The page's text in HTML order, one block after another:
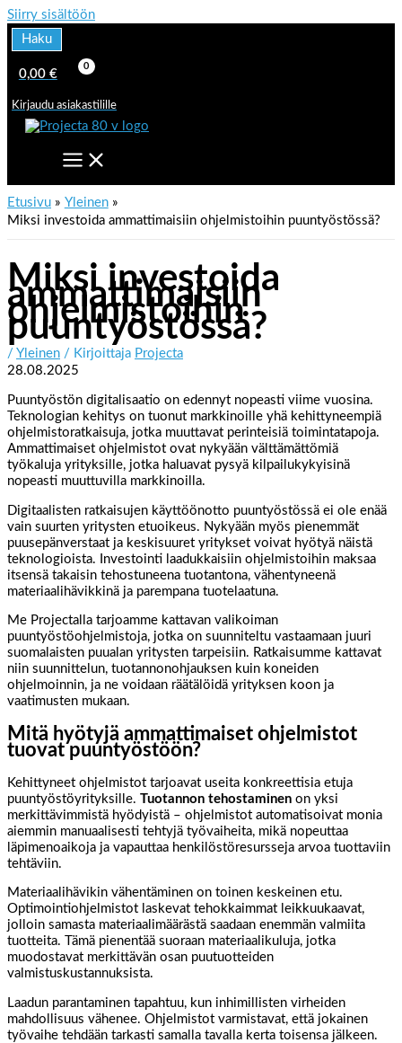
Siirry sisältöön
Haku
0,00 €
Kirjaudu asiakastilille
Etusivu
Yleinen
Miksi investoida ammattimaisiin ohjelmistoihin puuntyöstössä?
Miksi investoida
ammattimaisiin
ohjelmistoihin
puuntyöstössä?
/ Yleinen / Kirjoittaja Projecta
28.08.2025
Puuntyöstön digitalisaatio on edennyt nopeasti viime vuosina.
Teknologian kehitys on tuonut markkinoille yhä kehittyneempiä
ohjelmistoratkaisuja, jotka muuttavat perinteisiä toimintatapoja.
Ammattimaiset ohjelmistot ovat nykyään välttämättömiä
työkaluja yrityksille, jotka haluavat pysyä kilpailukykyisinä
nopeasti muuttuvilla markkinoilla.
Digitaalisten ratkaisujen käyttöönotto puuntyöstössä ei ole enää
vain suurten yritysten etuoikeus. Nykyään myös pienemmät
puusepänverstaat ja keskisuuret yritykset voivat hyötyä näistä
teknologioista. Investointi laadukkaisiin ohjelmistoihin maksaa
itsensä takaisin tehostuneena tuotantona, vähentyneenä
materiaalihävikkinä ja parempana tuotelaatuna.
Me Projectalla tarjoamme kattavan valikoiman
puuntyöstöohjelmistoja, jotka on suunniteltu vastaamaan juuri
suomalaisten puualan yritysten tarpeisiin. Ratkaisumme kattavat
niin suunnittelun, tuotannonohjauksen kuin koneiden
ohjelmoinnin, ja ne voidaan räätälöidä yrityksen koon ja
vaatimusten mukaan.
Mitä hyötyjä ammattimaiset ohjelmistot
tuovat puuntyöstöön?
Kehittyneet ohjelmistot tarjoavat useita konkreettisia etuja
puuntyöstöyrityksille. Tuotannon tehostaminen on yksi
merkittävimmistä hyödyistä – ohjelmistot automatisoivat monia
aiemmin manuaalisesti tehtyjä työvaiheita, mikä nopeuttaa
läpimenoaikoja ja vapauttaa henkilöstöresursseja arvoa tuottaviin
tehtäviin.
Materiaalihävikin vähentäminen on toinen keskeinen etu.
Optimointiohjelmistot laskevat tehokkaimmat leikkuukaavat,
jolloin samasta materiaalimäärästä saadaan enemmän valmiita
tuotteita. Tämä pienentää suoraan materiaalikuluja, jotka
muodostavat merkittävän osan puutuotteiden
valmistuskustannuksista.
Laadun parantaminen tapahtuu, kun inhimillisten virheiden
mahdollisuus vähenee. Ohjelmistot varmistavat, että jokainen
työvaihe tehdään tarkasti samalla tavalla kerta toisensa jälkeen.